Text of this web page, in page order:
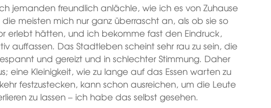
jemanden freundlich anlächle, wie ich es von Zuhause
meisten mich nur ganz überrascht an, als ob sie so
erlebt hätten, und ich bekomme fast den Eindruck,
auffassen. Das Stadtleben scheint sehr rau zu sein, die
und gereizt und in schlechter Stimmung. Daher
eine Kleinigkeit, wie zu lange auf das Essen warten zu
festzustecken, kann schon ausreichen, um die Leute
zu lassen – ich habe das selbst gesehen.